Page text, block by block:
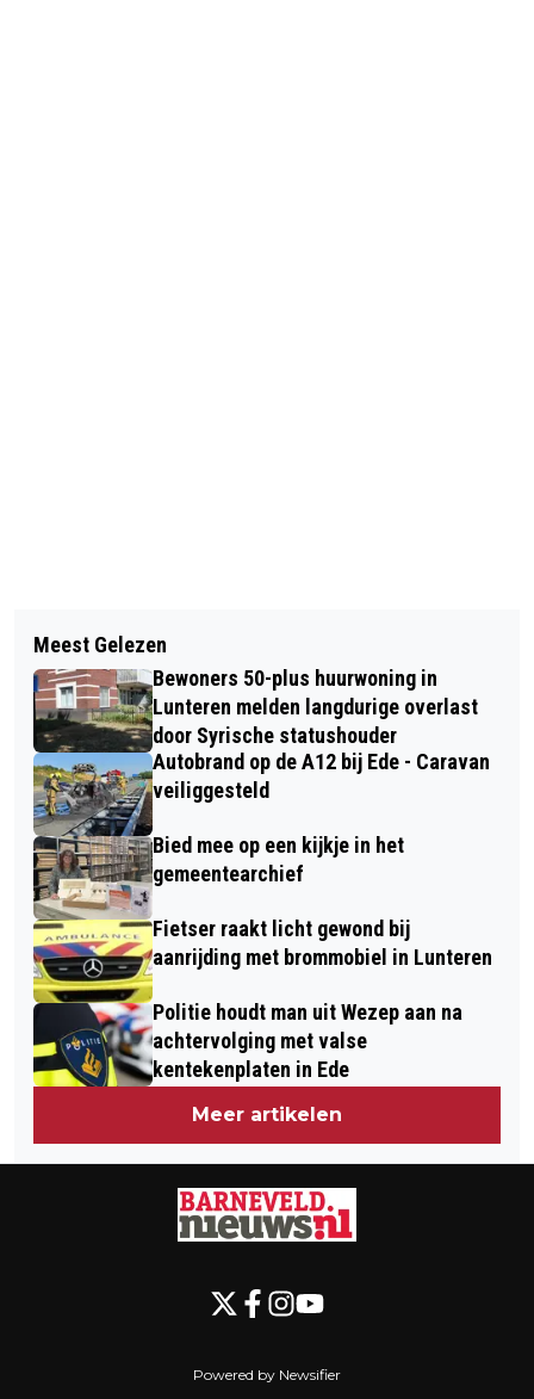
JACCO VAN DER TAK AANBEVOLEN
ALS NIEUWE BURGEMEESTER VOOR
DE GEMEENTE BARNEVELD
KERSTNACHTDIENST - EEN ERVARING
OM NIET TE VERGETEN
Meest Gelezen
Bewoners 50-plus huurwoning in
Lunteren melden langdurige overlast
door Syrische statushouder
Autobrand op de A12 bij Ede - Caravan
veiliggesteld
Bied mee op een kijkje in het
gemeentearchief
Fietser raakt licht gewond bij
aanrijding met brommobiel in Lunteren
Politie houdt man uit Wezep aan na
achtervolging met valse
kentekenplaten in Ede
Meer artikelen
Powered by Newsifier